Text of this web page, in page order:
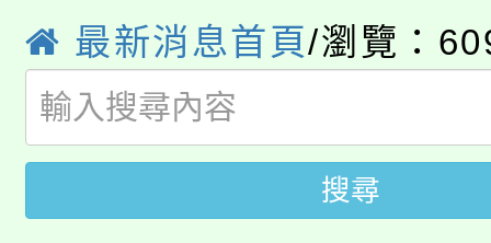
系所師生報名參加。
版
公告本校115學年度第
代理(課)教師甄選結果(
「2026金融保險知識
車」活動
桃園市115學年度學生
生本土語及新住民語歌
公告本校115學年度第
最新消息首頁/瀏覽：
搜尋